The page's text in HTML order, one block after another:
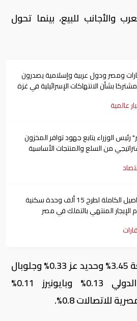
والأجانب للبيع، بينما تحول
ومصر ودول عربية وإسلامية يصدرون
مشتركا بشأن الانتهاكات الإسرائيلية في غزة
عالمية
رئيس الوزراء يتابع جهود توافر المخزون
من السلع والمنتجات الأساسية
التفاصيل الكاملة لطرح 15 ألف وحدة سكنية
الإيجار المنتهي بالتملك في مصر
وارتفعت أسهم القلعة 3.45% وحديد عز 0.33% وجلوبال
0.93 % والتجاري الدولي 0.13% وبايونيرز 0.11%